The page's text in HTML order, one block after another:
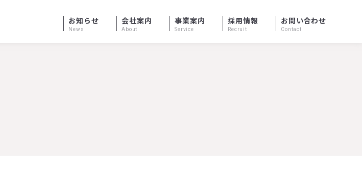
お知らせ
News
会社案内
About
事業案内
Service
採用情報
Recruit
お問い合わせ
Contact